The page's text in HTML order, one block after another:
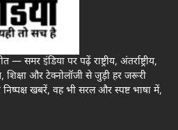
— समर इंडिया पर पढ़ें राष्ट्रीय, अंतर्राष्ट्रीय,
शिक्षा और टेक्नोलॉजी से जुड़ी हर जरूरी
खबरें, वह भी सरल और स्पष्ट भाषा में,